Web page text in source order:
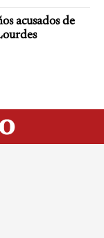
acusados de